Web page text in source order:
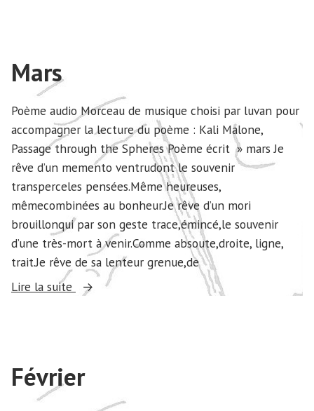
Mars
Poème audio Morceau de musique choisi par luvan pour
accompagner la lecture du poème : Kali Malone,
Passage through the Spheres Poème écrit » mars Je
rêve d’un memento ventrudont le souvenir
transperceles pensées.Même heureuses,
mêmecombinées au bonheur.Je rêve d’un mori
brouillonqui par son geste trace,émincé,le souvenir
d’une très-mort à venir.Comme absoute,droite, ligne,
trait.Je rêve de sa lenteur grenue,de
Lire la suite
« Mars »
Février